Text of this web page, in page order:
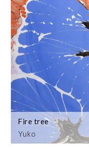
Yuko
Fire tree